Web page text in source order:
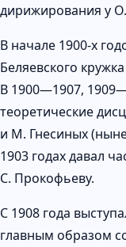
дирижирования у
В начале 1900-х
Беляевского
В 1900—1907,
теоретические
и М. Гнесиных
1903 годах давал
С. Прокофьеву.
С 1908 года
главным образом